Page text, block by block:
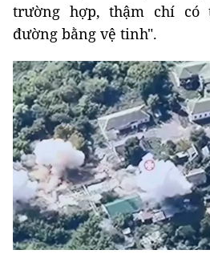
trường hợp, thậm chí có
đường bằng vệ tinh".